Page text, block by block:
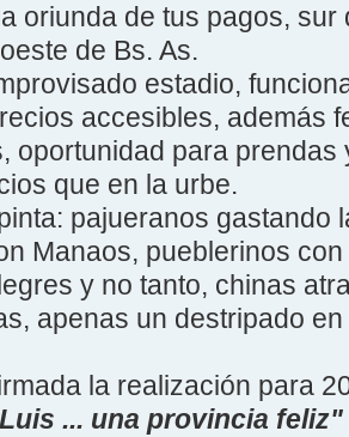
oriunda de tus pagos,
de Bs. As.
estadio,
accesibles, además
oportunidad para
que en la urbe.
pajueranos gastando
Manaos, pueblerinos
y no tanto, chinas
apenas un destripado
la realización para
... una provincia feliz"